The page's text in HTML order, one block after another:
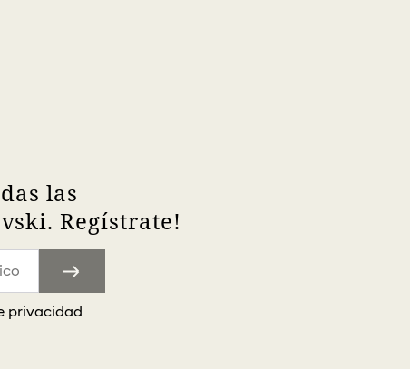
las
Regístrate!
privacidad